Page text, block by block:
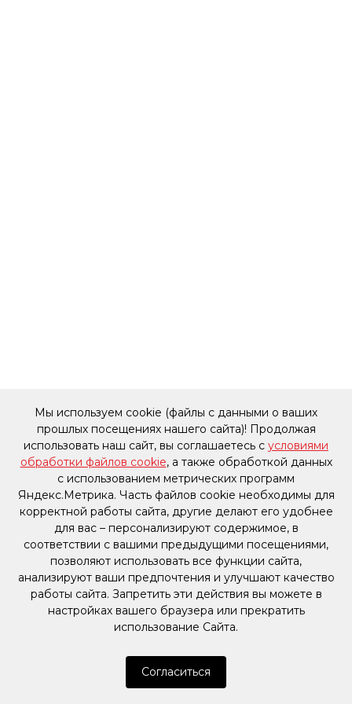
Мы используем cookie (файлы с данными о ваших
прошлых посещениях нашего сайта)! Продолжая
использовать наш сайт, вы соглашаетесь с условиями
обработки файлов cookie, а также обработкой данных
с использованием метрических программ
Яндекс.Метрика. Часть файлов cookie необходимы для
корректной работы сайта, другие делают его удобнее
для вас – персонализируют содержимое, в
соответствии с вашими предыдущими посещениями,
позволяют использовать все функции сайта,
анализируют ваши предпочтения и улучшают качество
работы сайта. Запретить эти действия вы можете в
настройках вашего браузера или прекратить
использование Сайта.
Согласиться